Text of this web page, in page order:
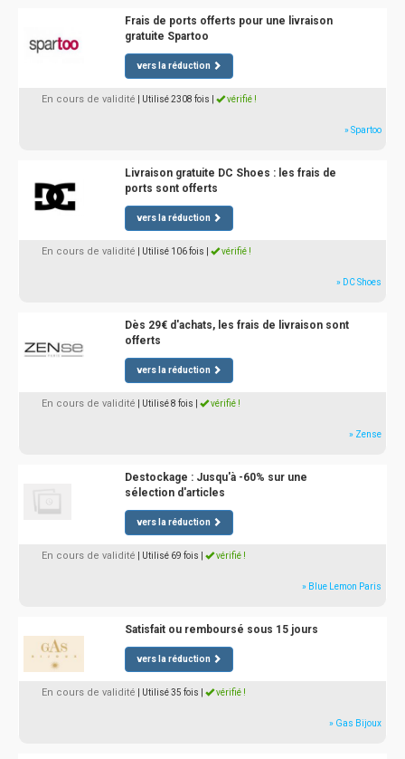
Frais de ports offerts pour une livraison
gratuite Spartoo
vers la réduction
En cours de validité | Utilisé 2308 fois vérifié !
» Spartoo
Livraison gratuite DC Shoes : les frais de
ports sont offerts
vers la réduction
En cours de validité | Utilisé 106 fois vérifié !
» DC Shoes
Dès 29€ d'achats, les frais de livraison sont
offerts
vers la réduction
En cours de validité | Utilisé 8 fois vérifié !
» Zense
Destockage : Jusqu'à -60% sur une
sélection d'articles
vers la réduction
En cours de validité | Utilisé 69 fois vérifié !
» Blue Lemon Paris
Satisfait ou remboursé sous 15 jours
vers la réduction
En cours de validité | Utilisé 35 fois vérifié !
» Gas Bijoux